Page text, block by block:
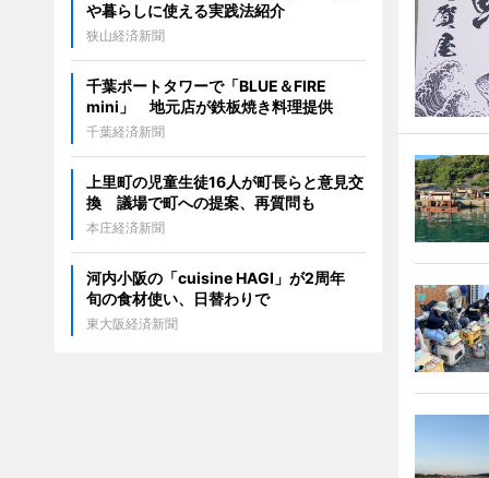
や暮らしに使える実践法紹介
狭山経済新聞
千葉ポートタワーで「BLUE＆FIRE
mini」 地元店が鉄板焼き料理提供
千葉経済新聞
上里町の児童生徒16人が町長らと意見交
換 議場で町への提案、再質問も
本庄経済新聞
河内小阪の「cuisine HAGI」が2周年
旬の食材使い、日替わりで
東大阪経済新聞